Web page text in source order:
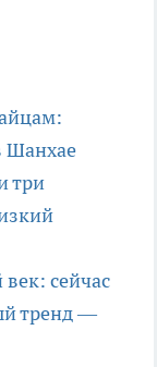
Шанхае
три
сейчас
тренд —